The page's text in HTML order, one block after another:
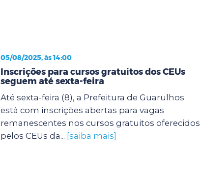
05/08/2025, às 14:00
Inscrições para cursos gratuitos dos CEUs
seguem até sexta-feira
Até sexta-feira (8), a Prefeitura de Guarulhos
está com inscrições abertas para vagas
remanescentes nos cursos gratuitos oferecidos
pelos CEUs da... [saiba mais]